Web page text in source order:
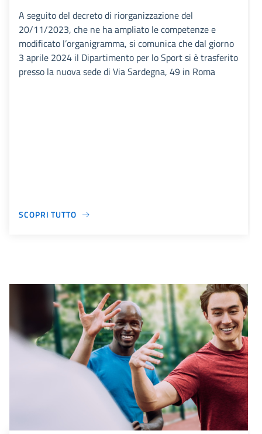
A seguito del decreto di riorganizzazione del
20/11/2023, che ne ha ampliato le competenze e
modificato l’organigramma, si comunica che dal giorno
3 aprile 2024 il Dipartimento per lo Sport si è trasferito
presso la nuova sede di Via Sardegna, 49 in Roma
SCOPRI TUTTO